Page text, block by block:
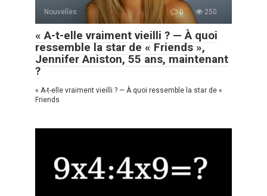
Nouvelles 0 250
« A-t-elle vraiment vieilli ? — À quoi
ressemble la star de « Friends »,
Jennifer Aniston, 55 ans, maintenant
?
« A-t-elle vraiment vieilli ? — À quoi ressemble la star de «
Friends